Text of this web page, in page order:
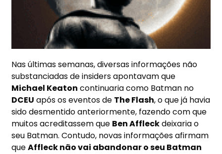
Nas últimas semanas, diversas informações não
substanciadas de insiders apontavam que
Michael Keaton continuaria como Batman no
DCEU após os eventos de The Flash, o que já havia
sido desmentido anteriormente, fazendo com que
muitos acreditassem que Ben Affleckdeixaria o
seu Batman. Contudo, novas informações afirmam
queAffleck não vai abandonar o seu Batman